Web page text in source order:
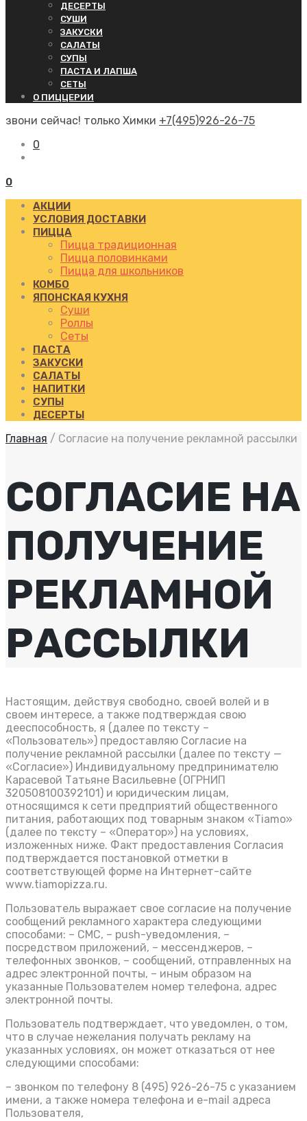
ДЕСЕРТЫ
СУШИ
ЗАКУСКИ
САЛАТЫ
СУПЫ
ПАСТА И ЛАПША
СЕТЫ
О ПИЦЦЕРИИ
звони сейчас! только Химки +7(495)926-26-75
0
0
АКЦИИ
УСЛОВИЯ ДОСТАВКИ
ПИЦЦА
Пицца традиционная
Пицца половинками
Пицца для школьников
КОМБО
ЯПОНСКАЯ КУХНЯ
Суши
Роллы
Сеты
ПАСТА
ЗАКУСКИ
САЛАТЫ
НАПИТКИ
СУПЫ
ДЕСЕРТЫ
Главная / Согласие на получение рекламной рассылки
СОГЛАСИЕ НА
ПОЛУЧЕНИЕ
РЕКЛАМНОЙ
РАССЫЛКИ
Настоящим, действуя свободно, своей волей и в
своем интересе, а также подтверждая свою
дееспособность, я (далее по тексту –
«Пользователь») предоставляю Согласие на
получение рекламной рассылки (далее по тексту —
«Согласие») Индивидуальному предпринимателю
Карасевой Татьяне Васильевне (ОГРНИП
320508100392101) и юридическим лицам,
относящимся к сети предприятий общественного
питания, работающих под товарным знаком «Tiamo»
(далее по тексту – «Оператор») на условиях,
изложенных ниже. Факт предоставления Согласия
подтверждается постановкой отметки в
соответствующей форме на Интернет-сайте
www.tiamopizza.ru.
Пользователь выражает свое согласие на получение
сообщений рекламного характера следующими
способами: – СМС, – push-уведомления, –
посредством приложений, – мессенджеров, –
телефонных звонков, – сообщений, отправленных на
адрес электронной почты, – иным образом на
указанные Пользователем номер телефона, адрес
электронной почты.
Пользователь подтверждает, что уведомлен, о том,
что в случае нежелания получать рекламу на
указанных условиях, он может отказаться от нее
следующими способами:
– звонком по телефону 8 (495) 926-26-75 с указанием
имени, а также номера телефона и e-mail адреса
Пользователя,